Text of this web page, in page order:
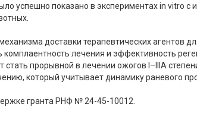
успешно показано в экспериментах in vitro
доставки терапевтических агентов
лечения и эффективность
прорывной в лечении ожогов I–IIIA
который учитывает динамику раневого
гранта РНФ № 24-45-10012.